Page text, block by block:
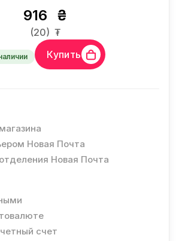
916 ₴
(20) ₮
Купить
Новая Почта
Новая Почта
счет